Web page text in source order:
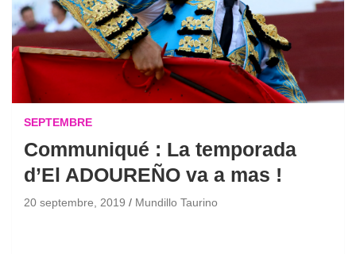
SEPTEMBRE
Communiqué : La temporada
d’El ADOUREÑO va a mas !
20 septembre, 2019 Mundillo Taurino